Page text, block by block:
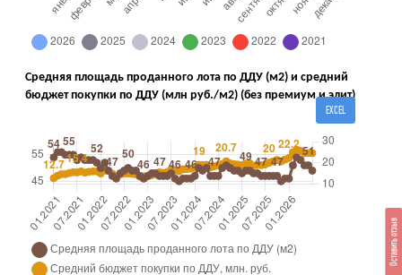
Средняя площадь проданного лота по ДДУ (м2) и средний
бюджет покупки по ДДУ (млн руб./м2) (без премиум и элит)
EXCEL
Оставить отзыв